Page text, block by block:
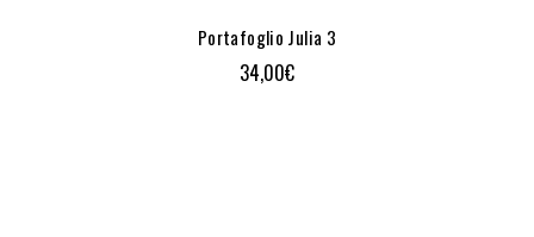
Portafoglio Julia 3
34,00€